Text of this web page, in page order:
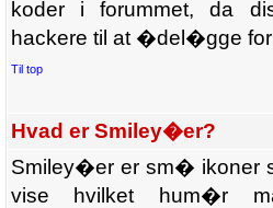
koder i forummet, da
hackere til at �del�gge
Til top
Hvad er Smiley�er?
Smiley�er er sm� ikoner
vise hvilket hum�r